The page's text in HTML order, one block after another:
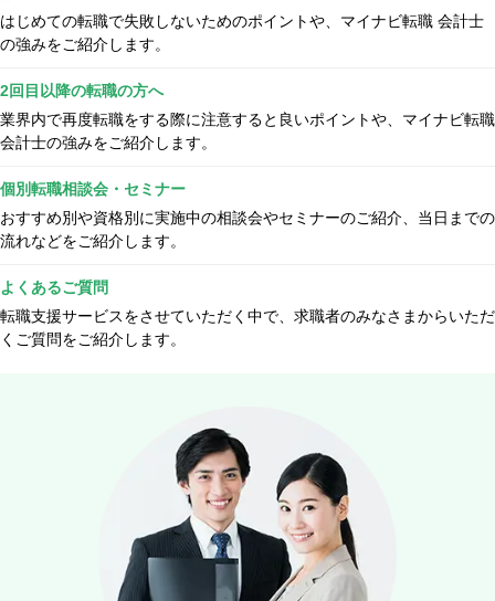
はじめての転職で失敗しないためのポイントや、マイナビ転職 会計士
の強みをご紹介します。
2回目以降の転職の方へ
業界内で再度転職をする際に注意すると良いポイントや、マイナビ転職
会計士の強みをご紹介します。
個別転職相談会・セミナー
おすすめ別や資格別に実施中の相談会やセミナーのご紹介、当日までの
流れなどをご紹介します。
よくあるご質問
転職支援サービスをさせていただく中で、求職者のみなさまからいただ
くご質問をご紹介します。